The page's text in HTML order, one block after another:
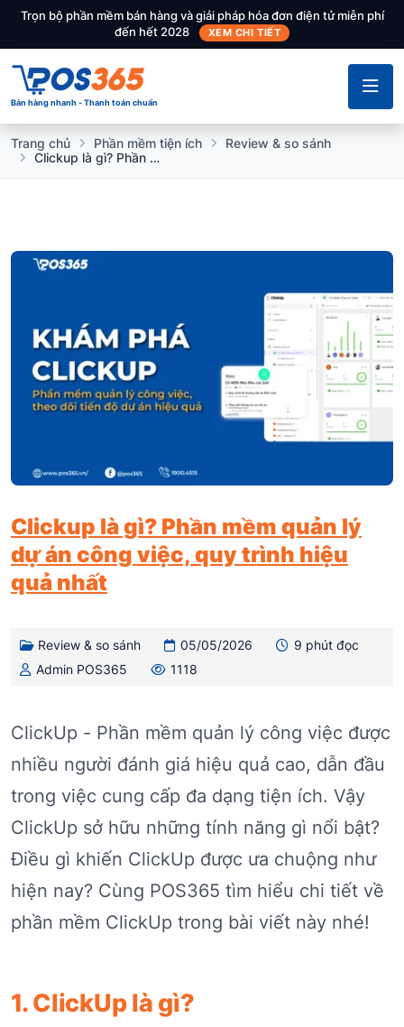
Trọn bộ phần mềm bán hàng và giải pháp hóa đơn điện tử miễn phí
đến hết 2028
XEM CHI TIẾT
Bán hàng nhanh - Thanh toán chuẩn
Trang chủ Phần mềm tiện ích
Review & so sánh
Clickup là gì? Phần mềm quản lý dự án công việc, quy trình hiệu quả nhất
Clickup là gì? Phần mềm quản lý
dự án công việc, quy trình hiệu
quả nhất
Review & so sánh 05/05/2026
9 phút đọc
Admin POS365
1118
ClickUp - Phần mềm quản lý công việc được
nhiều người đánh giá hiệu quả cao, dẫn đầu
trong việc cung cấp đa dạng tiện ích. Vậy
ClickUp sở hữu những tính năng gì nổi bật?
Điều gì khiến ClickUp được ưa chuộng như
hiện nay? Cùng POS365 tìm hiểu chi tiết về
phần mềm ClickUp trong bài viết này nhé!
1. ClickUp là gì?